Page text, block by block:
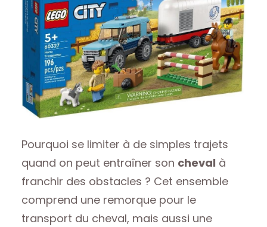
Pourquoi se limiter à de simples trajets
quand on peut entraîner son cheval à
franchir des obstacles ? Cet ensemble
comprend une remorque pour le
transport du cheval, mais aussi une